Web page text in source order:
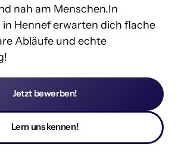
nah am Menschen.In
in Hennef erwarten dich flache
Abläufe und echte
Jetzt bewerben!
Lern uns kennen!